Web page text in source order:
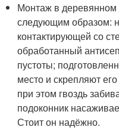
Монтаж в деревянном
следующим образом:
контактирующей со
обработанный
пустоты;
место и скрепляют
при этом гвоздь
подоконник
Стоит он надёжно.